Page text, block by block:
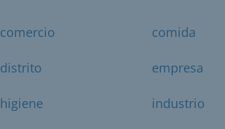
comercio comida
distrito empresa
higiene industrio